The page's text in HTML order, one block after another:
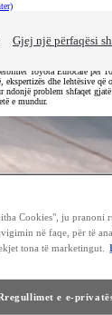
Gjej një përfaqësi
rrugë
Toyota Eurocare për
ekspertizës dhe lehtësive
ndonjë problem shfaqet
e mundur.
Cookies", ju pranoni
në faqe, për të
tona të marketingut.
e e-